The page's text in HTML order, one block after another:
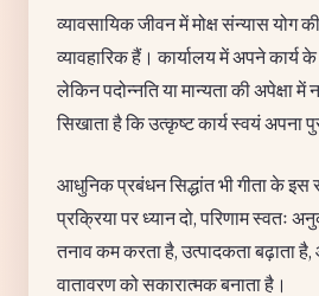
व्यावसायिक जीवन में मोक्ष संन्यास योग
व्यावहारिक हैं। कार्यालय में अपने कार्य
लेकिन पदोन्नति या मान्यता की अपेक्षा
सिखाता है कि उत्कृष्ट कार्य स्वयं अपना
आधुनिक प्रबंधन सिद्धांत भी गीता के इस
प्रक्रिया पर ध्यान दो, परिणाम स्वतः
तनाव कम करता है, उत्पादकता बढ़ाता
वातावरण को सकारात्मक बनाता है।